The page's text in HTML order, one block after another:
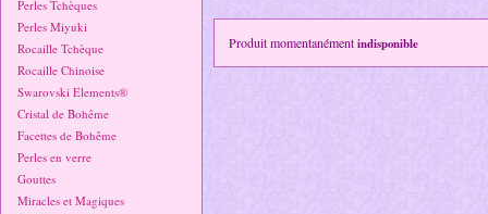
Perles Tchèques
Perles Miyuki
Rocaille Tchèque
Rocaille Chinoise
Swarovski Elements®
Cristal de Bohême
Facettes de Bohême
Perles en verre
Gouttes
Miracles et Magiques
Produit momentanémentindisponible